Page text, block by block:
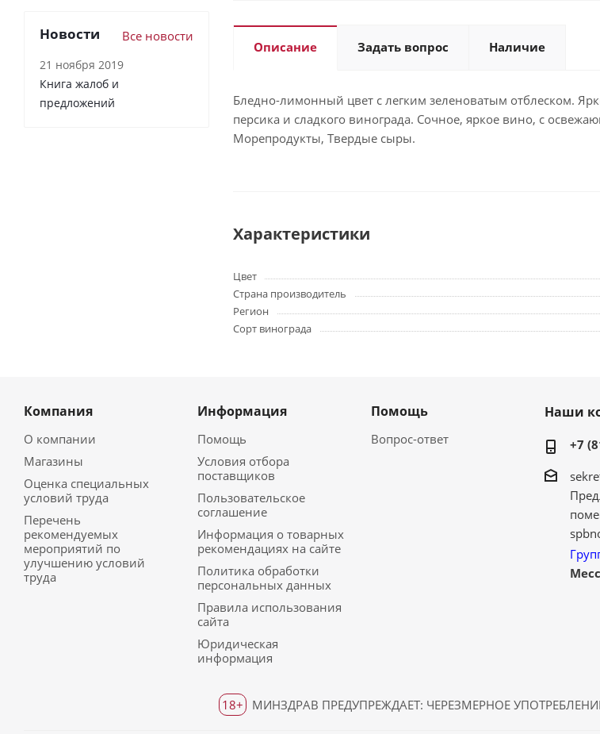
Описание Задать вопрос Наличие
Бледно-лимонный цвет с легким зеленоватым отблеском.
персика и сладкого винограда. Сочное, яркое вино, с
Морепродукты, Твердые сыры.
Характеристики
Цвет
Страна производитель
Регион
Сорт винограда
Новости Все новости
21 ноября 2019
Книга жалоб и
предложений
Компания
О компании
Магазины
Оценка специальных
условий труда
Перечень
рекомендуемых
мероприятий по
улучшению условий
труда
Информация
Помощь
Условия отбора
поставщиков
Пользовательское
соглашение
Информация о товарных
рекомендациях на сайте
Политика обработки
персональных данных
Правила использования
сайта
Юридическая
информация
Помощь
Вопрос-ответ
Наши
+7
18+ МИНЗДРАВ ПРЕДУПРЕЖДАЕТ: ЧЕРЕЗМЕРНОЕ